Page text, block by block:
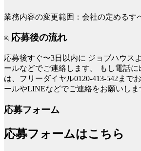
業務内容の変更範囲：会社の定めるす
応募後の流れ
応募後すぐ〜3日以内に ジョブハウス
ールなどでご連絡します。
もし電話
は、フリーダイヤル0120-413-542まで
ールやLINEなどでご連絡をお願いしま
応募フォーム
応募フォームはこちら